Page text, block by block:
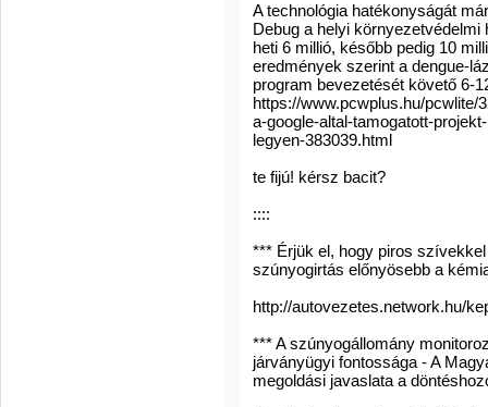
A technológia hatékonyságát
Debug a helyi
heti 6 millió, később pedig 10
eredmények szerint a dengue-
program bevezetését követő 6-
https://www.pcwplus.hu/pcwlite/
a-google-altal-tamogatott-
legyen-383039.html
te fijú! kérsz bacit?
::::
*** Érjük el, hogy piros
szúnyogirtás előnyösebb a
http://autovezetes.network.hu/
*** A szúnyogállomány
járványügyi fontossága - A
megoldási javaslata a